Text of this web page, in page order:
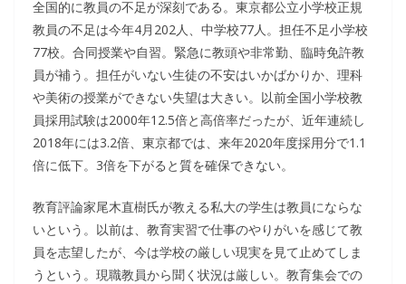
全国的に教員の不足が深刻である。東京都公立小学校正規
教員の不足は今年4月202人、中学校77人。担任不足小学校
77校。合同授業や自習。緊急に教頭や非常勤、臨時免許教
員が補う。担任がいない生徒の不安はいかばかりか、理科
や美術の授業ができない失望は大きい。以前全国小学校教
員採用試験は2000年12.5倍と高倍率だったが、近年連続し
2018年には3.2倍、東京都では、来年2020年度採用分で1.1
倍に低下。3倍を下がると質を確保できない。
教育評論家尾木直樹氏が教える私大の学生は教員にならな
いという。以前は、教育実習で仕事のやりがいを感じて教
員を志望したが、今は学校の厳しい現実を見て止めてしま
うという。現職教員から聞く状況は厳しい。教育集会での